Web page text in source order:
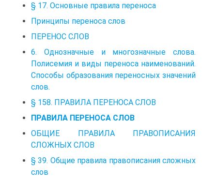
§ 17. Основные правила переноса
Принципы переноса слов
ПЕРЕНОС СЛОВ
6. Однозначные и многозначные слова.
Полисемия и виды переноса наименований.
Способы образования переносных значений
слов.
§ 158. ПРАВИЛА ПЕРЕНОСА СЛОВ
ПРАВИЛА ПЕРЕНОСА СЛОВ
ОБЩИЕ ПРАВИЛА ПРАВОПИСАНИЯ
СЛОЖНЫХ СЛОВ
§ 39. Общие правила правописания сложных
слов